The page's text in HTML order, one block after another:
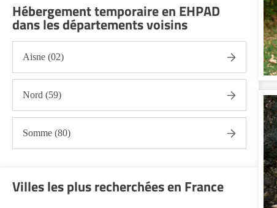
Hébergement temporaire en EHPAD
dans les départements voisins
Aisne (02)
Nord (59)
Somme (80)
Villes les plus recherchées en France